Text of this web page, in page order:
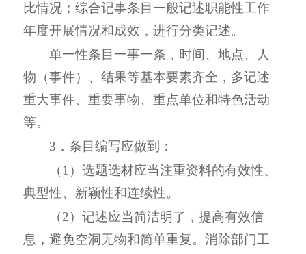
比情况；综合记事条目一般记述职能性工作
年度开展情况和成效，进行分类记述。
单一性条目一事一条，时间、地点、人
物（事件）、结果等基本要素齐全，多记述
重大事件、重要事物、重点单位和特色活动
等。
3．条目编写应做到：
（1）选题选材应当注重资料的有效性、
典型性、新颖性和连续性。
（2）记述应当简洁明了，提高有效信
息，避免空洞无物和简单重复。消除部门工